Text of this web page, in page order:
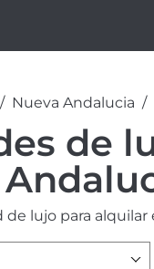
Nueva Andalucia
de
lujo para